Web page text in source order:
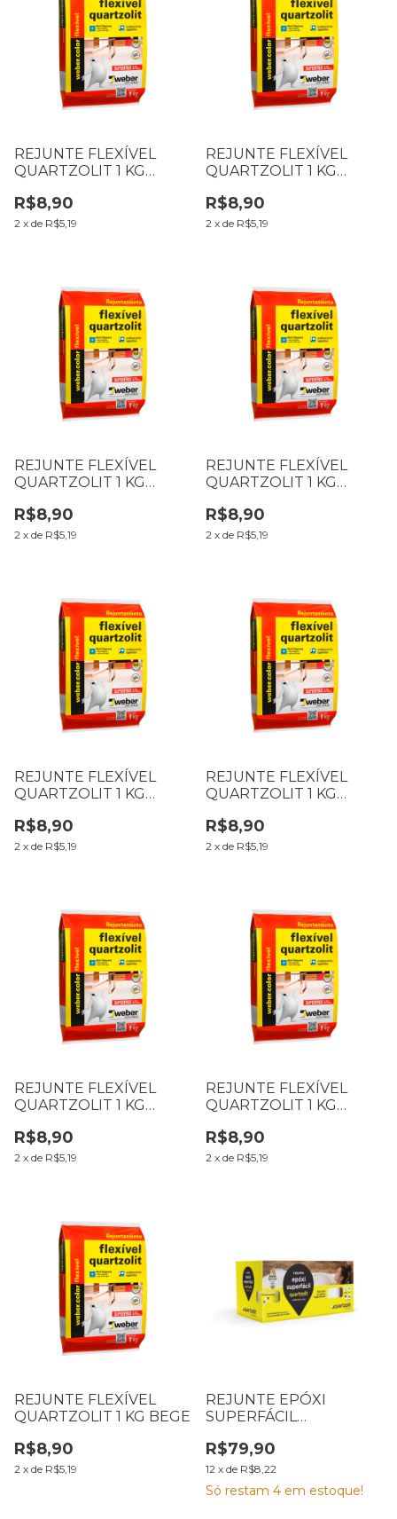
REJUNTE FLEXÍVEL
QUARTZOLIT 1 KG
R$8,90
2 x de R$5,19
REJUNTE FLEXÍVEL
QUARTZOLIT 1 KG
R$8,90
2 x de R$5,19
REJUNTE FLEXÍVEL
QUARTZOLIT 1 KG
R$8,90
2 x de R$5,19
REJUNTE FLEXÍVEL
QUARTZOLIT 1 KG
R$8,90
2 x de R$5,19
REJUNTE FLEXÍVEL
QUARTZOLIT 1 KG
R$8,90
2 x de R$5,19
REJUNTE FLEXÍVEL
QUARTZOLIT 1 KG
R$8,90
2 x de R$5,19
REJUNTE FLEXÍVEL
QUARTZOLIT 1 KG
R$8,90
2 x de R$5,19
REJUNTE FLEXÍVEL
QUARTZOLIT 1 KG
R$8,90
2 x de R$5,19
REJUNTE FLEXÍVEL
QUARTZOLIT 1 KG BEGE
R$8,90
2 x de R$5,19
REJUNTE EPÓXI
SUPERFÁCIL
PRETO GRAFITE
R$79,90
12 x de R$8,22
Só restam 4 em estoque!